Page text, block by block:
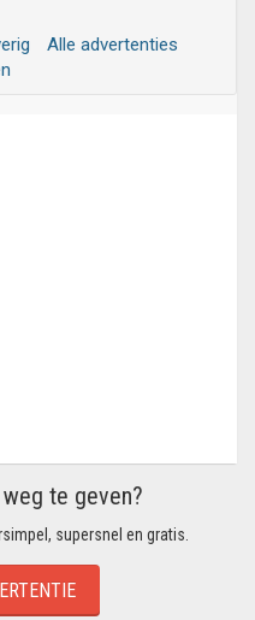
Alle advertenties
te geven?
supersnel en gratis.